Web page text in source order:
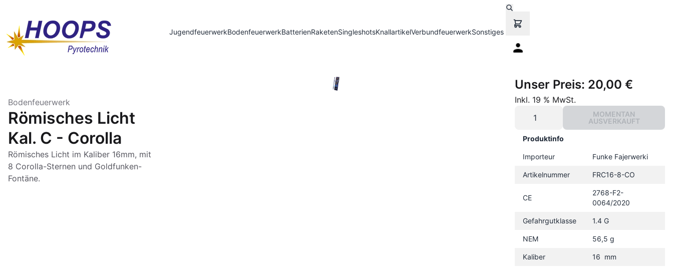
JugendfeuerwerkBodenfeuerwerkBatterienRaketenSingleshotsKnallartikelVerbundfeuerwerkSonstiges
Bodenfeuerwerk
Römisches Licht
Kal. C - Corolla
Römisches Licht im Kaliber 16mm, mit
8 Corolla-Sternen und Goldfunken-
Fontäne.
Unser Preis: 20,00 €
Inkl. 19 % MwSt.
MOMENTAN
AUSVERKAUFT
Produktinfo
Importeur Funke Fajerwerki
Artikelnummer FRC16-8-CO
CE
2768-F2-
0064/2020
Gefahrgutklasse 1.4 G
NEM 56,5 g
Kaliber 16 mm